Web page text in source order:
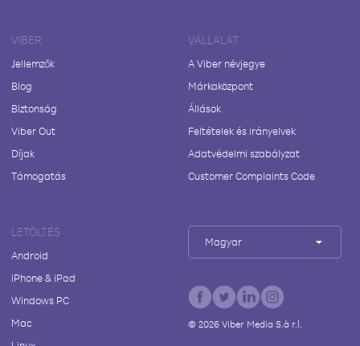
VIBER
Jellemzők
Blog
Biztonság
Viber Out
Díjak
Támogatás
VÁLLALAT
A Viber névjegye
Márkaközpont
Állások
Feltételek és irányelvek
Adatvédelmi szabályzat
Customer Complaints Code
LETÖLTÉS
Android
iPhone & iPad
Windows PC
Mac
Magyar
© 2026Viber Media S.à r.l.